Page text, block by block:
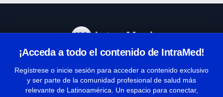
¡Acceda a todo el contenido de IntraMed!
Regístrese o inicie sesión para acceder a contenido exclusivo
y ser parte de la comunidad profesional de salud más
relevante de Latinoamérica. Un espacio para conectar,